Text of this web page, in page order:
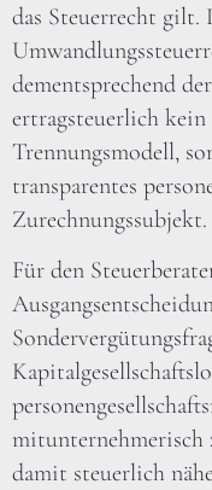
das Steuerrecht gilt.
dementsprechend
ertragsteuerlich kein
Trennungsmodell,
transparentes
Zurechnungssubjekt.
Für den
mitunternehmerisch
damit steuerlich